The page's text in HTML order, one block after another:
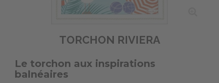
TORCHON RIVIERA
Le torchon aux inspirations
balnéaires